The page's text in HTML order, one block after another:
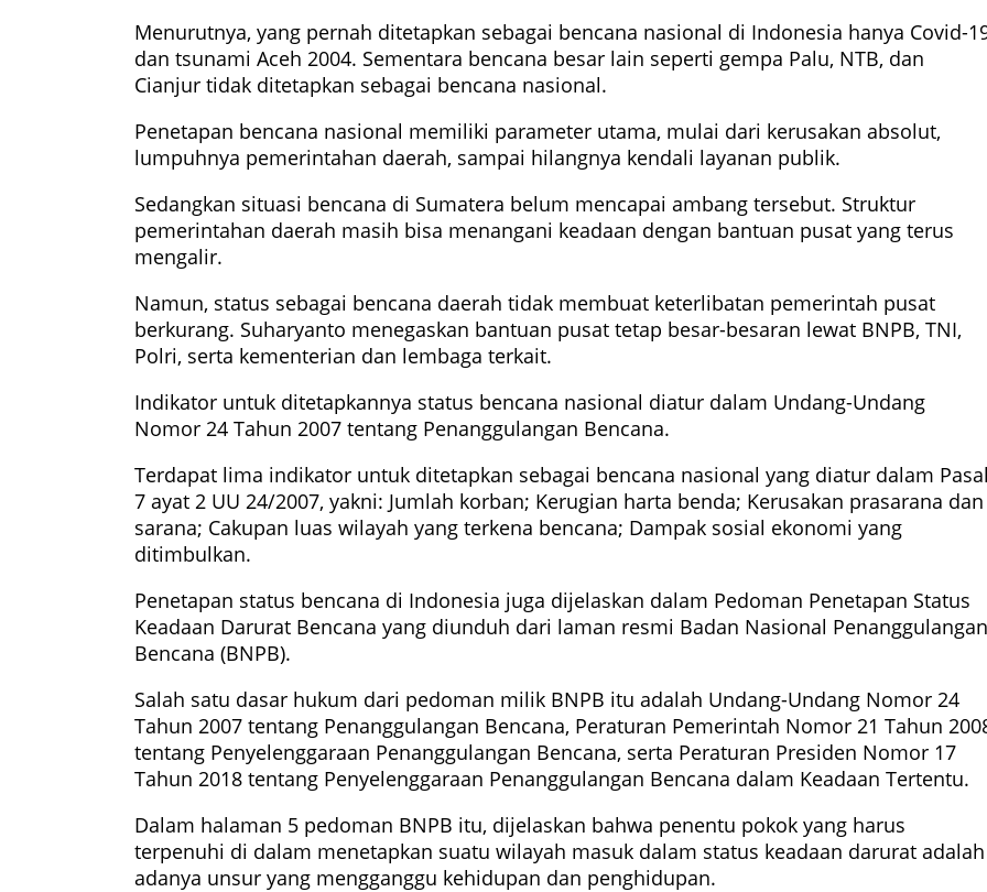
Menurutnya, yang pernah ditetapkan sebagai bencana nasional di Indonesia hanya Covid-
dan tsunami Aceh 2004. Sementara bencana besar lain seperti gempa Palu, NTB, dan
Cianjur tidak ditetapkan sebagai bencana nasional.
Penetapan bencana nasional memiliki parameter utama, mulai dari kerusakan absolut,
lumpuhnya pemerintahan daerah, sampai hilangnya kendali layanan publik.
Sedangkan situasi bencana di Sumatera belum mencapai ambang tersebut. Struktur
pemerintahan daerah masih bisa menangani keadaan dengan bantuan pusat yang terus
mengalir.
Namun, status sebagai bencana daerah tidak membuat keterlibatan pemerintah pusat
berkurang. Suharyanto menegaskan bantuan pusat tetap besar-besaran lewat BNPB, TNI,
Polri, serta kementerian dan lembaga terkait.
Indikator untuk ditetapkannya status bencana nasional diatur dalam Undang-Undang
Nomor 24 Tahun 2007 tentang Penanggulangan Bencana.
Terdapat lima indikator untuk ditetapkan sebagai bencana nasional yang diatur dalam
7 ayat 2 UU 24/2007, yakni: Jumlah korban; Kerugian harta benda; Kerusakan prasarana dan
sarana; Cakupan luas wilayah yang terkena bencana; Dampak sosial ekonomi yang
ditimbulkan.
Penetapan status bencana di Indonesia juga dijelaskan dalam Pedoman Penetapan Status
Keadaan Darurat Bencana yang diunduh dari laman resmi Badan Nasional Penanggulangan
Bencana (BNPB).
Salah satu dasar hukum dari pedoman milik BNPB itu adalah Undang-Undang Nomor 24
Tahun 2007 tentang Penanggulangan Bencana, Peraturan Pemerintah Nomor 21 Tahun
tentang Penyelenggaraan Penanggulangan Bencana, serta Peraturan Presiden Nomor 17
Tahun 2018 tentang Penyelenggaraan Penanggulangan Bencana dalam Keadaan Tertentu.
Dalam halaman 5 pedoman BNPB itu, dijelaskan bahwa penentu pokok yang harus
terpenuhi di dalam menetapkan suatu wilayah masuk dalam status keadaan darurat adalah
adanya unsur yang mengganggu kehidupan dan penghidupan.